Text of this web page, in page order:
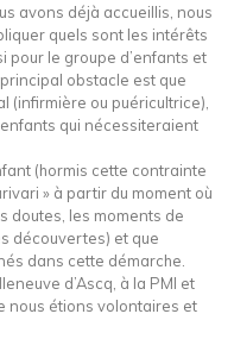
avons déjà accueillis, nous
quels sont les intérêts
pour le groupe d’enfants et
obstacle est que
(infirmière ou puéricultrice),
qui nécessiteraient
(hormis cette contrainte
» à partir du moment où
doutes, les moments de
découvertes) et que
dans cette démarche.
d’Ascq, à la PMI et
nous étions volontaires et